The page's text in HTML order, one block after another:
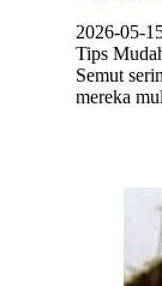
2026-05-
Tips
Semut
mereka